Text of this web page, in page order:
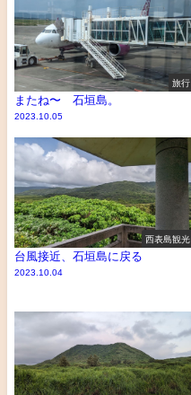
旅行
またね〜 石垣島。
2023.10.05
西表島観光
台風接近、石垣島に戻る
2023.10.04